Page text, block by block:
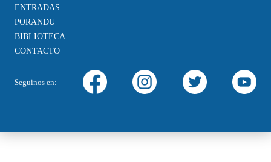
ENTRADAS
PORANDU
BIBLIOTECA
CONTACTO
Seguinos en: